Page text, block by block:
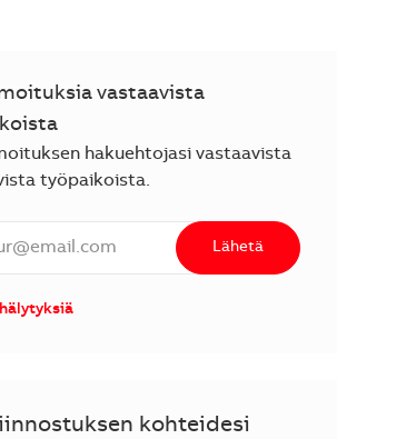
vastaavista
hakuehtojasi vastaavista
työpaikoista.
(vaaditaan).
Lähetä
kohteidesi